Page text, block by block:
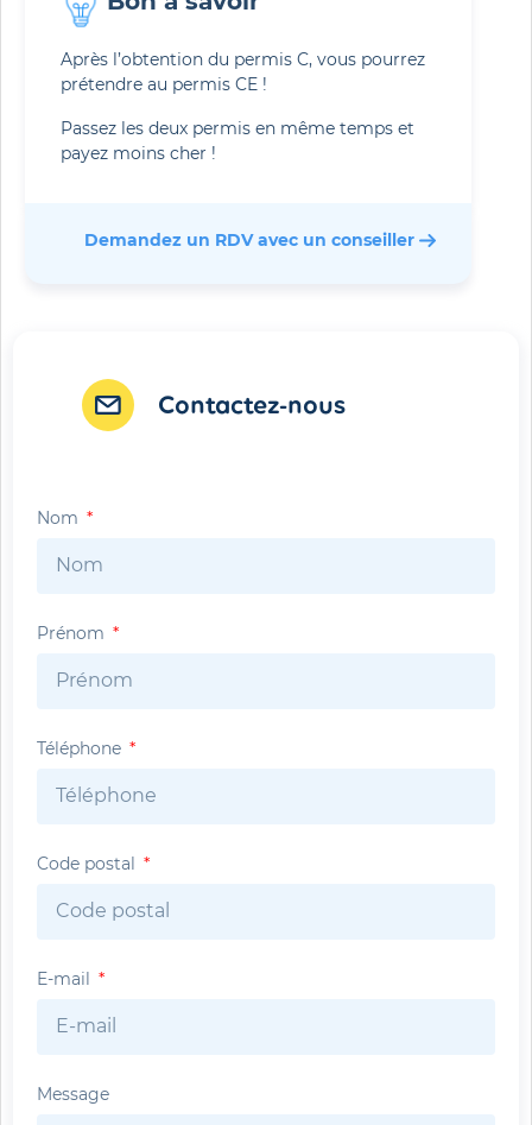
Après l’obtention du permis C, vous pourrez
prétendre au permis CE !
Passez les deux permis en même temps et
payez moins cher !
Demandez un RDV avec un conseiller
Contactez-nous
Nom
Prénom
Téléphone
Code postal
E-mail
Message